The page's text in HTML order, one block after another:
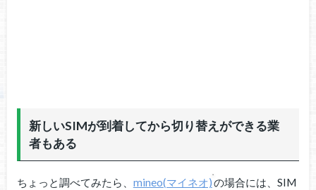
新しいSIMが到着してから切り替えができる業
者もある
ちょっと調べてみたら、 mineo(マイネオ)の場合には、SIM